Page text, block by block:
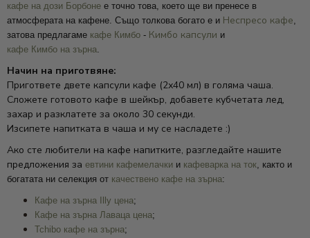
кафе на дози Борбоне е точно това, което ще ви пренесе в
атмосферата на кафене. Също толкова богато е и Неспресо кафе,
затова предлагаме кафе Кимбо - Кимбо капсули и
кафе Кимбо на зърна.
Начин на приготвяне:
Пригответе двете капсули кафе (2х40 мл) в голяма чаша.
Сложете готовото кафе в шейкър, добавете кубчетата лед,
захар и разклатете за около 30 секунди.
Изсипете напитката в чаша и му се насладете :)
Ако сте любители на кафе напитките, разгледайте нашите
предложения за евтини кафемелачки и кафеварка на ток, както и
богатата ни селекция от качествено кафе на зърна:
Кафе на зърна Illy цена;
Кафе на зърна Лаваца цена;
Tchibo кафе на зърна;